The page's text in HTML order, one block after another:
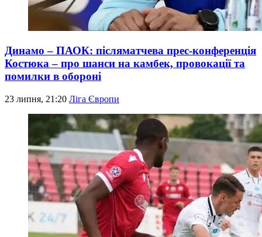
Динамо – ПАОК: післяматчева прес-конференція
Костюка – про шанси на камбек, провокації та
помилки в обороні
23 липня, 21:20 Ліга Європи